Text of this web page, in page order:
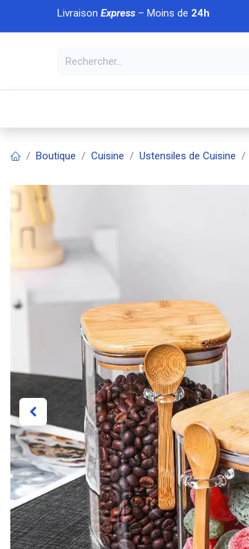
Se rendre au contenu
Livraison Express– Moins de 24h
À DÉCOUVRIR
Boutique Cuisine Ustensiles de Cuisine